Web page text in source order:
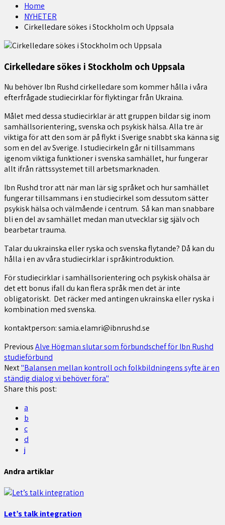
Home
NYHETER
Cirkelledare sökes i Stockholm och Uppsala
Cirkelledare sökes i Stockholm och Uppsala
Nu behöver Ibn Rushd cirkelledare som kommer hålla i våra
efterfrågade studiecirklar för flyktingar från Ukraina.
Målet med dessa studiecirklar är att gruppen bildar sig inom
samhällsorientering, svenska och psykisk hälsa. Alla tre är
viktiga för att den som är på flykt i Sverige snabbt ska känna sig
som en del av Sverige. I studiecirkeln går ni tillsammans
igenom viktiga funktioner i svenska samhället, hur fungerar
allt ifrån rättssystemet till arbetsmarknaden.
Ibn Rushd tror att när man lär sig språket och hur samhället
fungerar tillsammans i en studiecirkel som dessutom sätter
psykisk hälsa och välmående i centrum. Så kan man snabbare
bli en del av samhället medan man utvecklar sig själv och
bearbetar trauma.
Talar du ukrainska eller ryska och svenska flytande? Då kan du
hålla i en av våra studiecirklar i språkintroduktion.
För studiecirklar i samhällsorientering och psykisk ohälsa är
det ett bonus ifall du kan flera språk men det är inte
obligatoriskt. Det räcker med antingen ukrainska eller ryska i
kombination med svenska.
kontaktperson: samia.elamri@ibnrushd.se
PreviousAlve Högman slutar som förbundschef för Ibn Rushd
studieförbund
Next"Balansen mellan kontroll och folkbildningens syfte är en
ständig dialog vi behöver föra"
Share this post:
a
b
c
d
j
Andra artiklar
Let’s talk integration